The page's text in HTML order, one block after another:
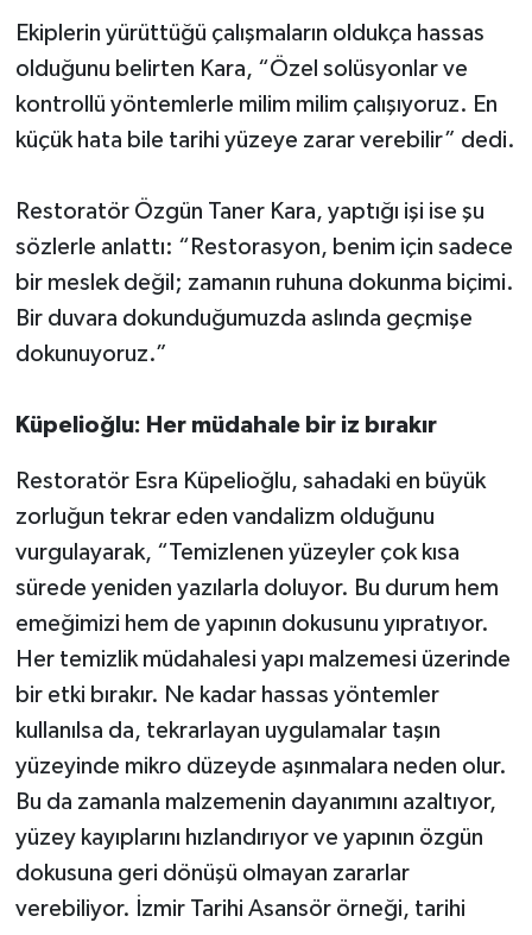
Ekiplerin yürüttüğü çalışmaların oldukça hassas
olduğunu belirten Kara, “Özel solüsyonlar ve
kontrollü yöntemlerle milim milim çalışıyoruz. En
küçük hata bile tarihi yüzeye zarar verebilir” dedi.
Restoratör Özgün Taner Kara, yaptığı işi ise şu
sözlerle anlattı: “Restorasyon, benim için sadece
bir meslek değil; zamanın ruhuna dokunma biçimi.
Bir duvara dokunduğumuzda aslında geçmişe
dokunuyoruz.”
Küpelioğlu: Her müdahale bir iz bırakır
Restoratör Esra Küpelioğlu, sahadaki en büyük
zorluğun tekrar eden vandalizm olduğunu
vurgulayarak, “Temizlenen yüzeyler çok kısa
sürede yeniden yazılarla doluyor. Bu durum hem
emeğimizi hem de yapının dokusunu yıpratıyor.
Her temizlik müdahalesi yapı malzemesi üzerinde
bir etki bırakır. Ne kadar hassas yöntemler
kullanılsa da, tekrarlayan uygulamalar taşın
yüzeyinde mikro düzeyde aşınmalara neden olur.
Bu da zamanla malzemenin dayanımını azaltıyor,
yüzey kayıplarını hızlandırıyor ve yapının özgün
dokusuna geri dönüşü olmayan zararlar
verebiliyor. İzmir Tarihi Asansör örneği, tarihi